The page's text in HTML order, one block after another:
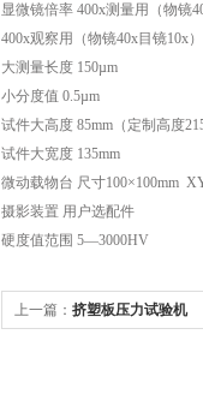
显微镜倍率 400x测量用（物镜
400x观察用（物镜40x目镜10x）
大测量长度 150µm
小分度值 0.5µm
试件大高度 85mm（定制高度
试件大宽度 135mm
微动载物台 尺寸100×100mm
摄影装置 用户选配件
硬度值范围 5—3000HV
上一篇： 挤塑板压力试验机